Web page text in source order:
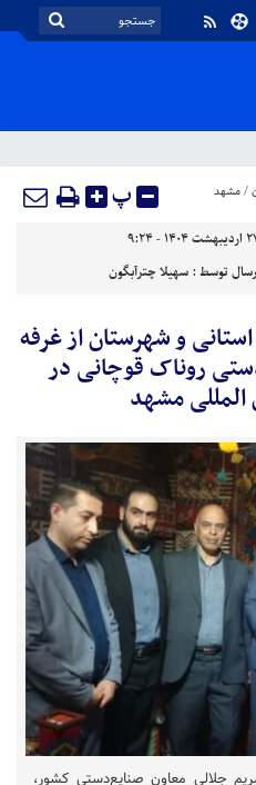
/مشهد پ
۱۴۰۴ - ۹:۲۴
توسط :سهیلا چترآبگون
و شهرستان از غرفه
روناک قوچانی در
المللی مشهد
جلالی معاون صنایع‌دستی کشور،